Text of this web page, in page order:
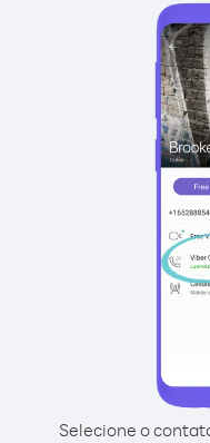
Selecione o